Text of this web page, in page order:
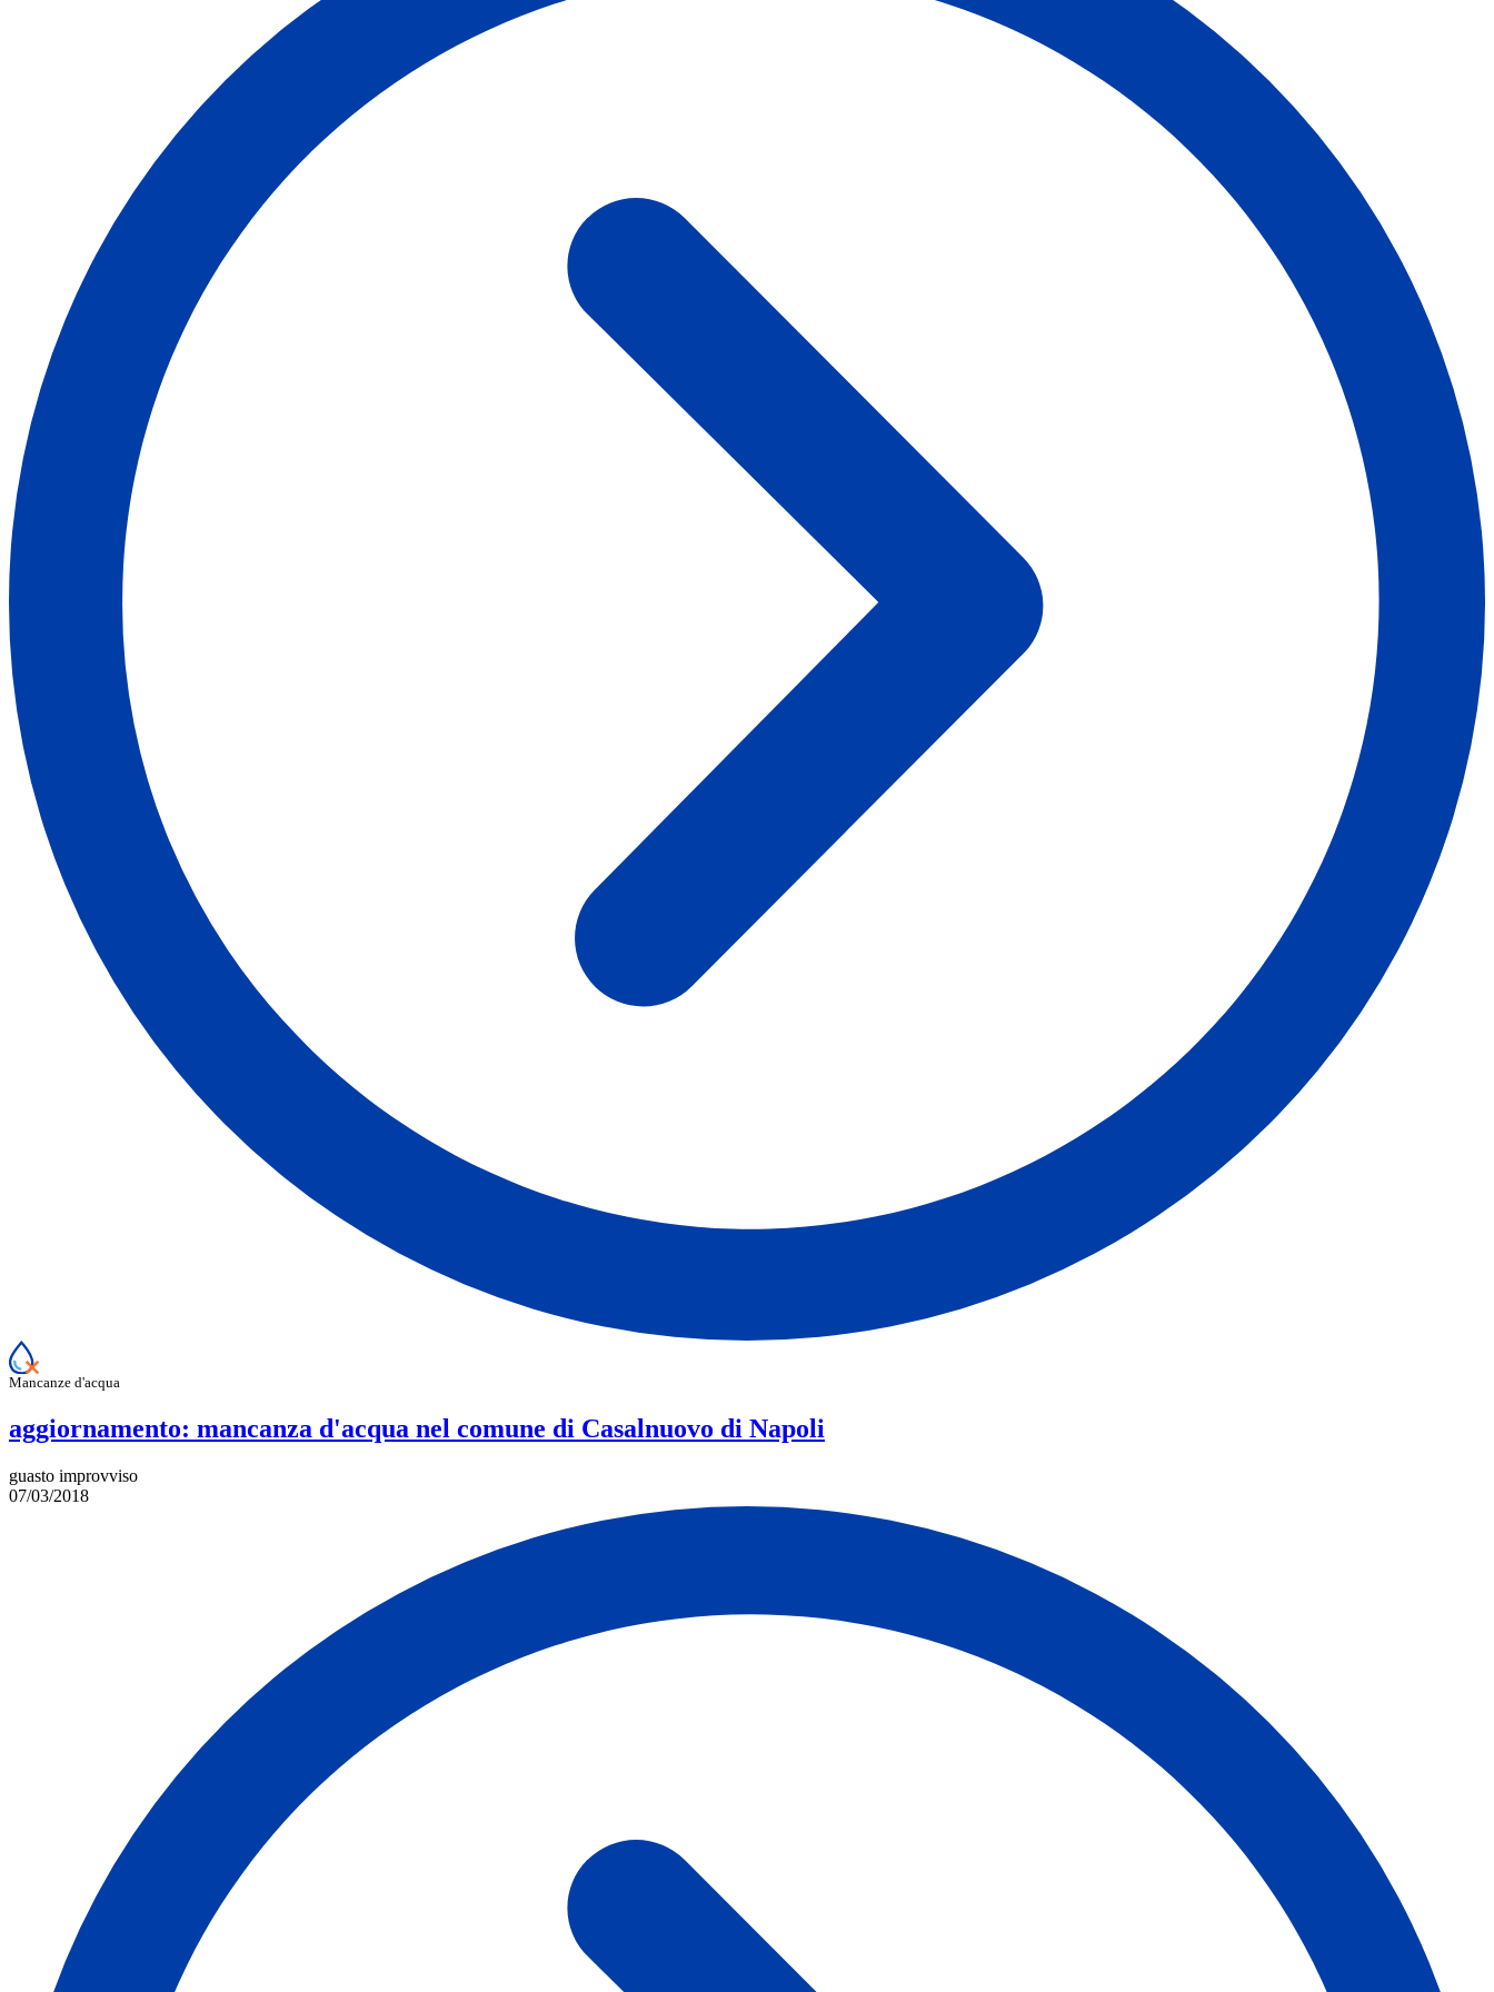
Mancanze d'acqua
aggiornamento: mancanza d'acqua nel comune di Casalnuovo di Napoli
guasto improvviso
07/03/2018